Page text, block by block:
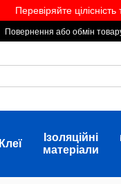
Перевіряйте
Повернення або обмін
Клеї
Ізоляційні
матеріали